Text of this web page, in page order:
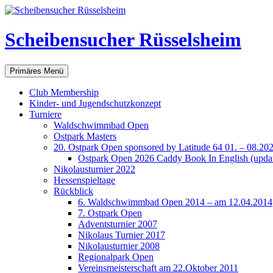
Scheibensucher Rüsselsheim
Suchen
Primäres Menü Zum
Inhalt
springen
Club Membership
Kinder- und Jugendschutzkonzept
Turniere
Waldschwimmbad Open
Ostpark Masters
20. Ostpark Open sponsored by Latitude 64 01. –
Ostpark Open 2026 Caddy Book In English
Nikolausturnier 2022
Hessenspieltage
Rückblick
6. Waldschwimmbad Open 2014 – am 12.04.2014
7. Ostpark Open
Adventsturnier 2007
Nikolaus Turnier 2017
Nikolausturnier 2008
Regionalpark Open
Vereinsmeisterschaft am 22.Oktober 2011